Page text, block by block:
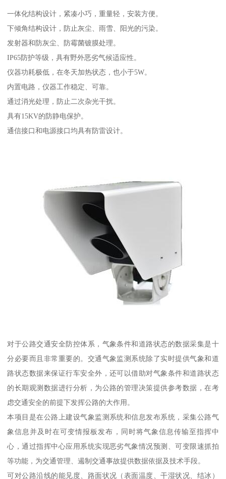
一体化结构设计，紧凑小巧，重量轻，安装方便。
下倾角结构设计，防止灰尘、雨雪、阳光的污染。
发射器和防灰尘、防霉菌镀膜处理。
IP65防护等级，具有野外恶劣气候适应性。
仪器功耗极低，在冬天加热状态，也小于5W。
内置电路，仪器工作稳定、可靠。
通过消光处理，防止二次杂光干扰。
具有15KV的防静电保护。
通信接口和电源接口均具有防雷设计。
对于公路交通安全防控体系，气象条件和道路状态的数据采集是十
分必要而且非常重要的。交通气象监测系统除了实时提供气象和道
路状态数据来保证行车安全外，还可以借助对气象条件和道路状态
的长期观测数据进行分析，为公路的管理决策提供参考数据，在考
虑交通安全的前提下发挥公路的大作用。
本项目是在公路上建设气象监测系统和信息发布系统，采集公路气
象信息并及时在可变情报板发布，同时将气象信息传输至指挥中
心，通过指挥中心应用系统实现恶劣气象情况预测、可变限速抓拍
等功能，为交通管理、遏制交通事故提供数据依据及技术手段。
可对公路沿线的能见度、路面状况（表面温度、干湿状况、结冰）